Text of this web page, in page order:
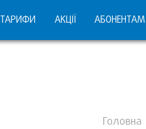
ТАРИФИ АКЦІЇ АБОНЕНТАМ
Головна